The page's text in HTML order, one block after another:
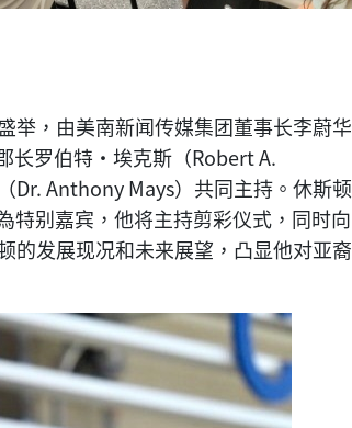
举，由美南新闻传媒集团董事长李蔚华
长罗伯特·埃克斯（Robert A.
Anthony Mays）共同主持。休斯顿
别嘉宾，他将主持剪彩仪式，同时向
的发展现况和未来展望，凸显他对亚裔